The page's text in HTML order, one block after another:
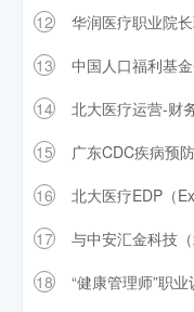
12
华润医疗职业院
13
中国人口福利基
14
北大医疗运营-财
15
广东CDC疾病预
16
北大医疗EDP（
17
与中安汇金科技
18
“健康管理师”职